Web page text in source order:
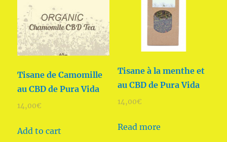
Tisane de Camomille
au CBD de Pura Vida
14,00€
Add to cart
Tisane à la menthe et
au CBD de Pura Vida
14,00€
Read more